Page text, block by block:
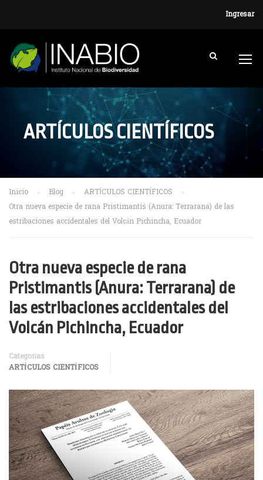
Ingresar
ARTÍCULOS CIENTÍFICOS
Inicio Blog
ARTÍCULOS CIENTÍFICOS
Otra nueva especie de rana Pristimantis (Anura: Terrarana) de las
estribaciones accidentales del Volcán Pichincha, Ecuador
Otra nueva especie de rana
Pristimantis (Anura: Terrarana) de
las estribaciones accidentales del
Volcán Pichincha, Ecuador
Categorías
ARTÍCULOS CIENTÍFICOS